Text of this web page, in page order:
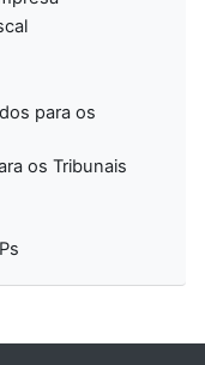
para os
os Tribunais